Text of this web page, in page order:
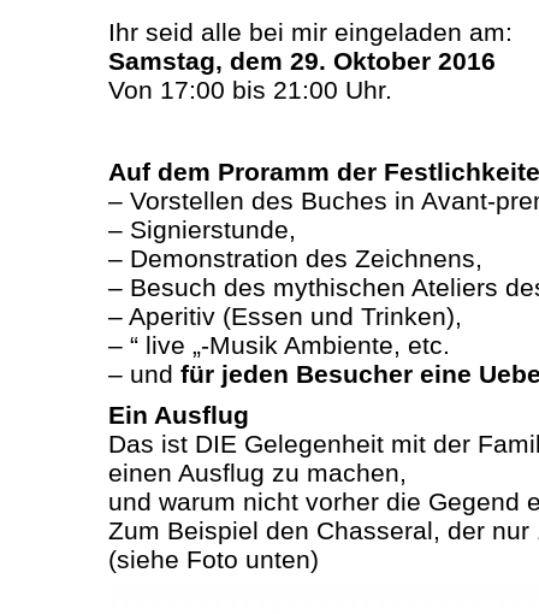
Ihr seid alle bei mir eingeladen am:
Samstag, dem 29. Oktober 2016
Von 17:00 bis 21:00 Uhr.
Auf dem Proramm der
– Vorstellen des Buches in Avant-
– Signierstunde,
– Demonstration des Zeichnens,
– Besuch des mythischen Ateliers
– Aperitiv (Essen und Trinken),
– “ live „-Musik Ambiente, etc.
– und für jeden Besucher eine
Ein Ausflug
Das ist DIE Gelegenheit mit der
einen Ausflug zu machen,
und warum nicht vorher die Gegend
Zum Beispiel den Chasseral, der
(siehe Foto unten)